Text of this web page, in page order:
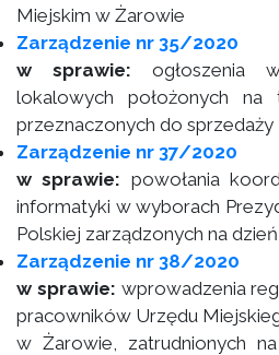
Miejskim w Żarowie
Zarządzenie nr 35/2020
w sprawie: ogłoszenia
lokalowych położonych na
przeznaczonych do sprzedaży
Zarządzenie nr 37/2020
w sprawie: powołania
informatyki w wyborach
Polskiej zarządzonych na
Zarządzenie nr 38/2020
w sprawie: wprowadzenia
pracowników Urzędu
w Żarowie, zatrudnionych